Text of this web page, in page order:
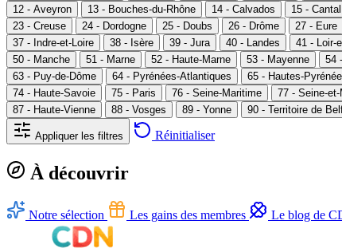
12 - Aveyron
13 - Bouches-du-Rhône 14 - Calvados 15 - Cantal
23 - Creuse
24 - Dordogne 25 - Doubs 26 - Drôme 27 - Eure
37 - Indre-et-Loire
38 - Isère 39 - Jura 40 - Landes 41 - Loir-
50 - Manche
51 - Marne 52 - Haute-Marne 53 - Mayenne 54
63 - Puy-de-Dôme
64 - Pyrénées-Atlantiques 65 - Hautes-
74 - Haute-Savoie
75 - Paris 76 - Seine-Maritime 77 - Seine-et-
87 - Haute-Vienne
88 - Vosges 89 - Yonne 90 - Territoire de
Appliquer les filtres Réinitialiser
À découvrir
Notre sélection Les gains des membres Le blog de